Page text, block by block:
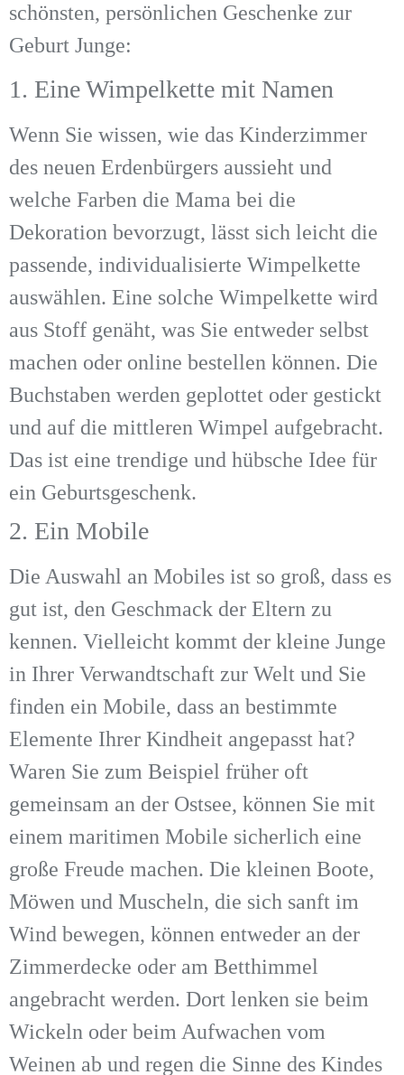
schönsten, persönlichen Geschenke zur
Geburt Junge:
1. Eine Wimpelkette mit Namen
Wenn Sie wissen, wie das Kinderzimmer
des neuen Erdenbürgers aussieht und
welche Farben die Mama bei die
Dekoration bevorzugt, lässt sich leicht die
passende, individualisierte Wimpelkette
auswählen. Eine solche Wimpelkette wird
aus Stoff genäht, was Sie entweder selbst
machen oder online bestellen können. Die
Buchstaben werden geplottet oder gestickt
und auf die mittleren Wimpel aufgebracht.
Das ist eine trendige und hübsche Idee für
ein Geburtsgeschenk.
2. Ein Mobile
Die Auswahl an Mobiles ist so groß, dass es
gut ist, den Geschmack der Eltern zu
kennen. Vielleicht kommt der kleine Junge
in Ihrer Verwandtschaft zur Welt und Sie
finden ein Mobile, dass an bestimmte
Elemente Ihrer Kindheit angepasst hat?
Waren Sie zum Beispiel früher oft
gemeinsam an der Ostsee, können Sie mit
einem maritimen Mobile sicherlich eine
große Freude machen. Die kleinen Boote,
Möwen und Muscheln, die sich sanft im
Wind bewegen, können entweder an der
Zimmerdecke oder am Betthimmel
angebracht werden. Dort lenken sie beim
Wickeln oder beim Aufwachen vom
Weinen ab und regen die Sinne des Kindes